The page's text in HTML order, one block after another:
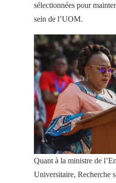
sélectionnées pour
sein de l’UOM.
Quant à la ministre de
Universitaire, Recherche